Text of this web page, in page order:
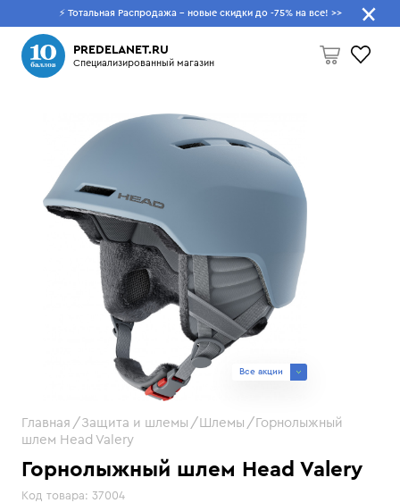
⚡ Тотальная Распродажа - новые скидки до -75% на все! >>
PREDELANET.RU
Специализированный магазин
Что будем искать?
Горнолыжный шлем Head Valery
Код товара: 37004
Все акции
Главная Защита и шлемы Шлемы
Горнолыжный
шлем Head Valery